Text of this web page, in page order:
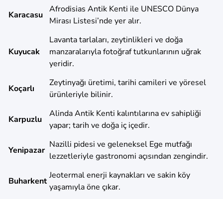
Karacasu
Afrodisias Antik Kenti ile UNESCO Dünya
Mirası Listesi’nde yer alır.
Kuyucak
Lavanta tarlaları, zeytinlikleri ve doğa
manzaralarıyla fotoğraf tutkunlarının uğrak
yeridir.
Koçarlı
Zeytinyağı üretimi, tarihi camileri ve yöresel
ürünleriyle bilinir.
Karpuzlu
Alinda Antik Kenti kalıntılarına ev sahipliği
yapar; tarih ve doğa iç içedir.
Yenipazar
Nazilli pidesi ve geleneksel Ege mutfağı
lezzetleriyle gastronomi açısından zengindir.
Buharkent
Jeotermal enerji kaynakları ve sakin köy
yaşamıyla öne çıkar.